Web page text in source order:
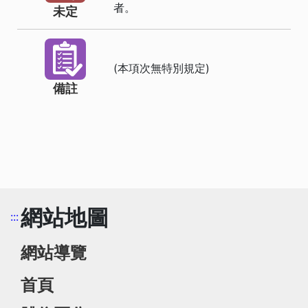
未定 者。
備註
(本項次無特別規定)
:::網站地圖
網站導覽
首頁